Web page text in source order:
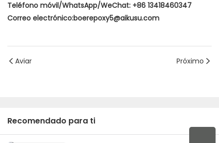
Teléfono móvil/WhatsApp/WeChat: +86 13418460347
Correo electrónico:boerepoxy5@aikusu.com
Aviar Próximo
Recomendado para ti